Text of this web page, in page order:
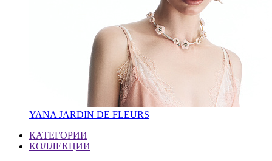
YANA JARDIN DE FLEURS
КАТЕГОРИИ
КОЛЛЕКЦИИ